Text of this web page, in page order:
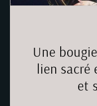
Une
lien sacré
et